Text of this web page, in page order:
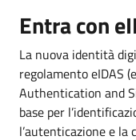
Entra con
La nuova identità
regolamento eIDAS
Authentication and
base per
l’autenticazione e